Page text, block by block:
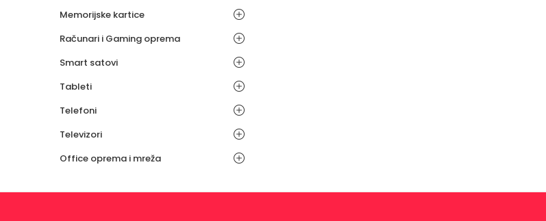
Memorijske kartice
Računari i Gaming oprema
Smart satovi
Tableti
Telefoni
Televizori
Office oprema i mreža